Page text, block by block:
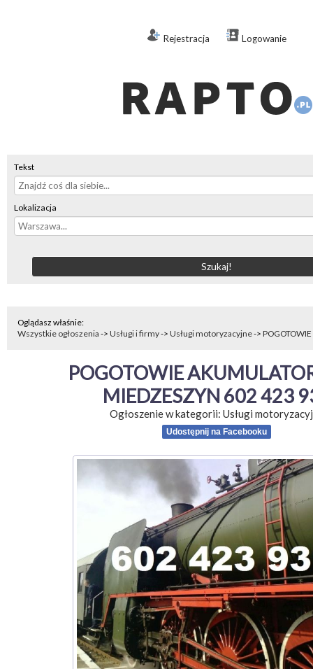
Rejestracja Logowanie
Tekst
Lokalizacja
Oglądasz właśnie:
Wszystkie ogłoszenia -> Usługi i firmy-> Usługi motoryzacyjne->
POGOTOWIE
MIEDZESZYN 602 423
Ogłoszenie w kategorii: Usługi
Udostępnij na Facebooku